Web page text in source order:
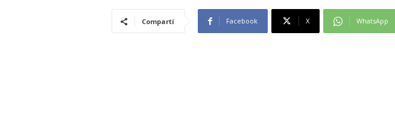
Compartí Facebook X WhatsApp